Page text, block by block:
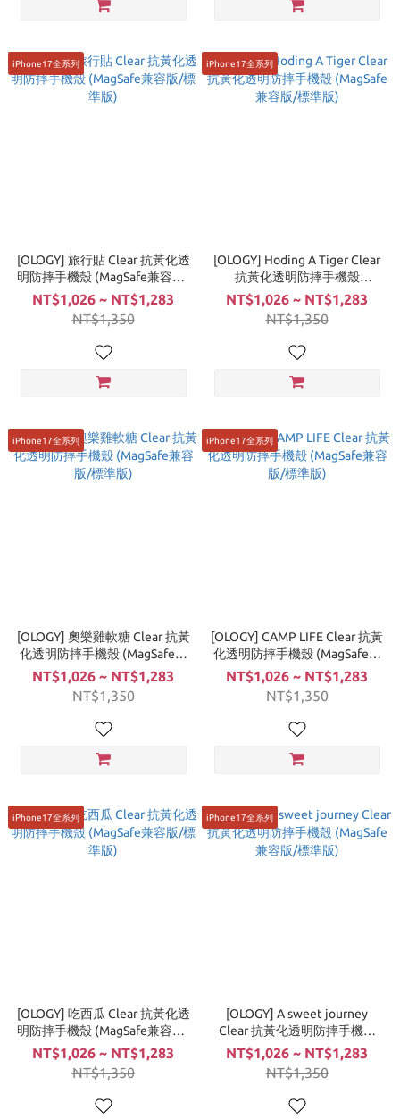
iPhone17全系列
[OLOGY] 旅行貼 Clear 抗黃化透
明防摔手機殼 (MagSafe兼容版/
標準版)
NT$1,026 ~ NT$1,283
NT$1,350
iPhone17全系列
[OLOGY] Hoding A Tiger Clear
抗黃化透明防摔手機殼
(MagSafe兼容版/標準版)
NT$1,026 ~ NT$1,283
NT$1,350
iPhone17全系列
[OLOGY] 奧樂雞軟糖 Clear 抗黃
化透明防摔手機殼 (MagSafe兼
容版/標準版)
NT$1,026 ~ NT$1,283
NT$1,350
iPhone17全系列
[OLOGY] CAMP LIFE Clear 抗黃
化透明防摔手機殼 (MagSafe兼
容版/標準版)
NT$1,026 ~ NT$1,283
NT$1,350
iPhone17全系列
[OLOGY] 吃西瓜 Clear 抗黃化透
明防摔手機殼 (MagSafe兼容版/
標準版)
NT$1,026 ~ NT$1,283
NT$1,350
iPhone17全系列
[OLOGY] A sweet journey
Clear 抗黃化透明防摔手機殼
(MagSafe兼容版/標準版)
NT$1,026 ~ NT$1,283
NT$1,350